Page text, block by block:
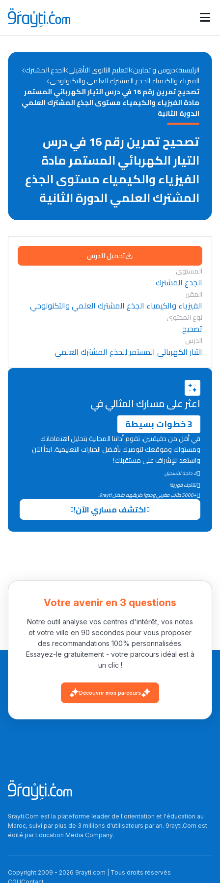
Catégories
d'actualités
Annonces bourses
Lycée Maroc
التعليم الثانوي التأهيلي
Collège au Maroc
التعليم الثانوي الإعدادي
+ de 89 Interviews/Vidéos
دليل المهن
ما يزيد عن 149 مهنة
دليل التوجيه
التوجيه بالثانوي و الإعدادي
Ki Derti Liha
ومن الخارج، بشرى
الرئيسية دروس و تمارين التعليم الثانوي التأهيلي الجدع المشترك
الفيزياء والكيمياء الجذع المشترك العلمي والتكنولوجي
تصحيح تمرين رقم 16 في درس التيار الكهربائي المستمر
مادة الفيزياء والكيمياء مستوى الجذع المشترك العلمي
الدورة الثانية
تصحيح تمرين رقم 16 في درس
التيار الكهربائي المستمر مادة
الفيزياء والكيمياء مستوى الجذع
المشترك العلمي الدورة الثانية
تحميل الدرس
المستوى
الجدع المشترك
المقرر
الفيزياء والكيمياء الجذع المشترك العلمي والتكنولوجي
نوع المحتوى
تصحيح
الدرس
التيار الكهربائي المستمر للجذع المشترك العلمي
اعثر على مسارك المثالي في
3 خطوات بسيطة
في أقل من دقيقتين، تقوم أداتنا المجانية بتحليل اهتماماتك
ومستواك وموقعك لتوصيك بأفضل الخيارات التعليمية. ابدأ الآن
واستعد للإشراف على مستقبلك!
لا حاجة للتسجيل
نتائجك فورية!
+5000 طالب مغربي وجدوا طريقهم بفضل 9rayti.
اكتشف مساري الآن!
Votre avenir en 3 questions
Notre outil analyse vos centres d'intérêt, vos notes
et votre ville en 90 secondes pour vous proposer
des recommandations 100% personnalisées.
Essayez-le gratuitement - votre parcours idéal est à
un clic !
Découvrir mon parcours
9rayti.Com est la plateforme leader de l'orientation et l'éducation au
Maroc, suivi par plus de 3 millions d'utilisateurs par an. 9rayti.Com est
édité parEducation Media Company.
Copyright 2009 - 2026 9rayti.com | Tous droits réservés